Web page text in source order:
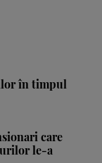
în timpul
care
le-a